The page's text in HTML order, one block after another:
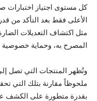
كل مستوى اجتياز اختبارات
الأعلى فقط بعد التأكد من
مثل اكتشاف التعديلات
المصرح به، وحماية خصوصية
وتُظهر المنتجات التي تصل
ملحوظاً مقارنة بتلك التي
بقدرة متطورة على الكشف عن